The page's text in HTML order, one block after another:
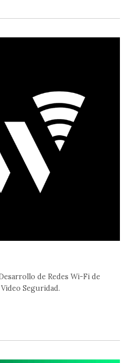
de Redes Wi-Fi de
Seguridad.